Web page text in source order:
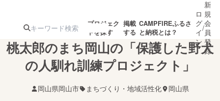
プロジェク
トを探す
注目のリ
ターン
注目の新着プロ
ジェクト
募集終了が近いプ
ロジェクト
もうすぐ公開
されます
掲載
する
CAMPFIREふるさ
と納税とは？
ロ
グ
イ
ン
/
新
規
会
員
登
録
桃太郎のまち岡山の「保護した野犬
の人馴れ訓練プロジェクト」
岡山県岡山市 まちづくり・地域活性化 岡山県